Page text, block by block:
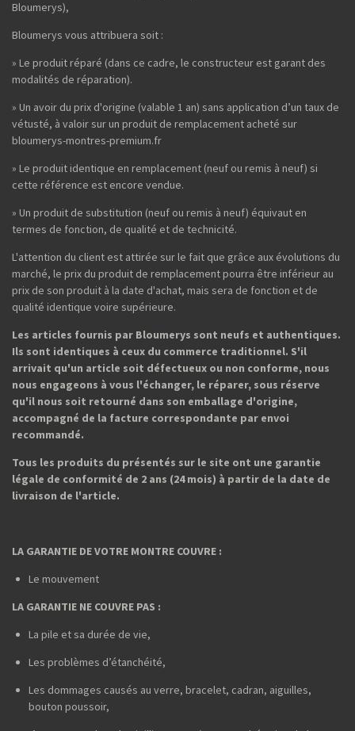
Bloumerys),
Bloumerys vous attribuera soit :
» Le produit réparé (dans ce cadre, le constructeur est garant des
modalités de réparation).
» Un avoir du prix d'origine (valable 1 an) sans application d’un taux de
vétusté, à valoir sur un produit de remplacement acheté sur
bloumerys-montres-premium.fr
» Le produit identique en remplacement (neuf ou remis à neuf) si
cette référence est encore vendue.
» Un produit de substitution (neuf ou remis à neuf) équivaut en
termes de fonction, de qualité et de technicité.
L'attention du client est attirée sur le fait que grâce aux évolutions du
marché, le prix du produit de remplacement pourra être inférieur au
prix de son produit à la date d'achat, mais sera de fonction et de
qualité identique voire supérieure.
Les articles fournis par Bloumerys sont neufs et authentiques.
Ils sont identiques à ceux du commerce traditionnel. S'il
arrivait qu'un article soit défectueux ou non conforme, nous
nous engageons à vous l'échanger, le réparer, sous réserve
qu'il nous soit retourné dans son emballage d'origine,
accompagné de la facture correspondante par envoi
recommandé.
Tous les produits du présentés sur le site ont une garantie
légale de conformité de 2 ans (24 mois) à partir de la date de
livraison de l'article.
LA GARANTIE DE VOTRE MONTRE COUVRE :
Le mouvement
LA GARANTIE NE COUVRE PAS :
La pile et sa durée de vie,
Les problèmes d’étanchéité,
Les dommages causés au verre, bracelet, cadran, aiguilles,
bouton poussoir,